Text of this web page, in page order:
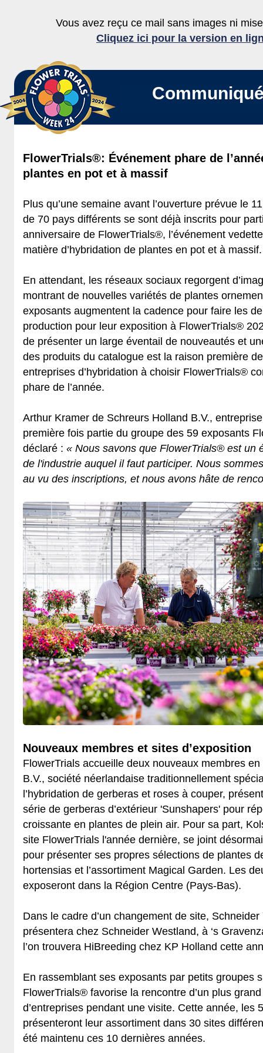
Vous avez reçu ce mail sans images ni
Cliquez ici pour la version en
FlowerTrials®: Événement phare de
plantes en pot et à massif
Plus qu’une semaine avant l’ouverture prévue le
de 70 pays différents se sont déjà inscrits pour
anniversaire de FlowerTrials®, l’événement
matière d’hybridation de plantes en pot et à
En attendant, les réseaux sociaux regorgent
montrant de nouvelles variétés de plantes
exposants augmentent la cadence pour faire les
production pour leur exposition à FlowerTrials®
de présenter un large éventail de nouveautés et
des produits du catalogue est la raison première
entreprises d’hybridation à choisir FlowerTrials®
phare de l’année.
Arthur Kramer de Schreurs Holland B.V.,
première fois partie du groupe des 59 exposants
déclaré : « Nous savons que FlowerTrials® est un
de l'industrie auquel il faut participer. Nous
au vu des inscriptions, et nous avons hâte de
Nouveaux membres et sites d’exposition
FlowerTrials accueille deux nouveaux membres
B.V., société néerlandaise traditionnellement
l’hybridation de gerberas et roses à couper,
série de gerberas d’extérieur 'Sunshapers' pour
croissante en plantes de plein air. Pour sa part,
site FlowerTrials l'année dernière, se joint
pour présenter ses propres sélections de plantes
hortensias et l’assortiment Magical Garden. Les
exposeront dans la Région Centre (Pays-Bas).
Dans le cadre d’un changement de site,
présentera chez Schneider Westland, à ‘s
l’on trouvera HiBreeding chez KP Holland cette
En rassemblant ses exposants par petits groupes
FlowerTrials® favorise la rencontre d’un plus
d’entreprises pendant une visite. Cette année, les
présenteront leur assortiment dans 30 sites
été maintenu ces 10 dernières années.